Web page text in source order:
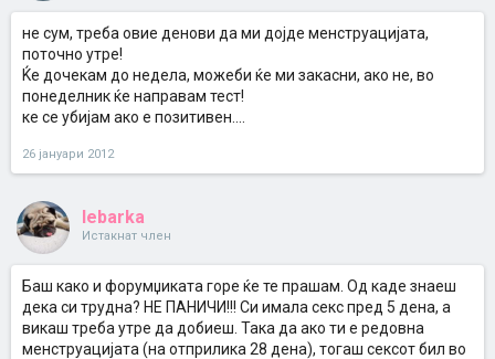
не сум, треба овие денови да ми дојде менструацијата,
поточно утре!
Ќе дочекам до недела, можеби ќе ми закасни, ако не, во
понеделник ќе направам тест!
ке се убијам ако е позитивен....
26 јануари 2012
lebarka
Истакнат член
Баш како и форумџиката горе ќе те прашам. Од каде знаеш
дека си трудна? НЕ ПАНИЧИ!!! Си имала секс пред 5 дена, а
викаш треба утре да добиеш. Така да ако ти е редовна
менструацијата (на отприлика 28 дена), тогаш сексот бил во